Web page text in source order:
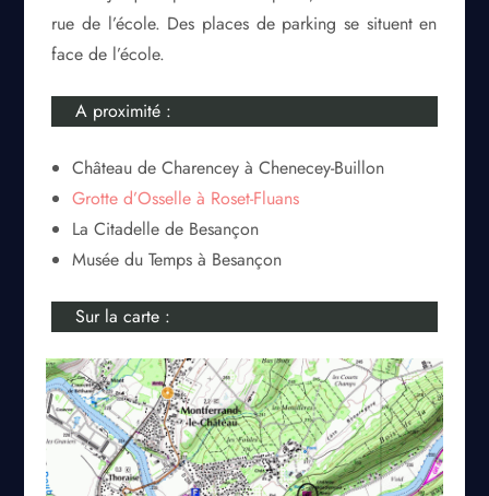
rue de l’école. Des places de parking se situent en
face de l’école.
A proximité :
Château de Charencey à Chenecey-Buillon
Grotte d’Osselle à Roset-Fluans
La Citadelle de Besançon
Musée du Temps à Besançon
Sur la carte :